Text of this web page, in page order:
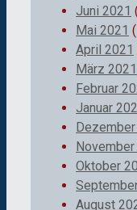
Juni 2021
Mai 2021
April 2021
März 2021
Februar
Januar
Oktober
August